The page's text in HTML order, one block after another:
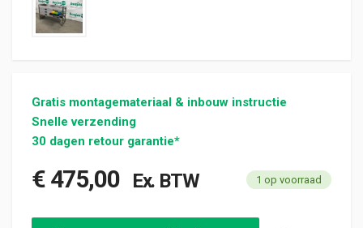
Gratis montagemateriaal & inbouw instructie
Snelle verzending
30 dagen retour garantie*
€475,00 Ex. BTW 1 op voorraad